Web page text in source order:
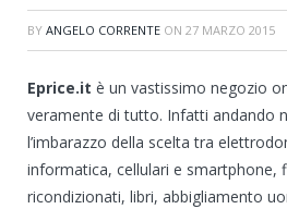
BY ANGELO CORRENTE ON 27 MARZO 2015
Eprice.it è un vastissimo negozio
veramente di tutto. Infatti andando
l’imbarazzo della scelta tra
informatica, cellulari e smartphone,
ricondizionati, libri, abbigliamento